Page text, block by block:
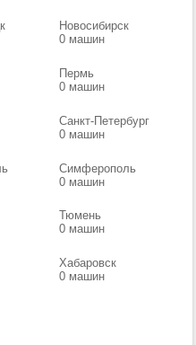
Новосибирск
0 машин
Пермь
0 машин
Санкт-Петербург
0 машин
Симферополь
0 машин
Тюмень
0 машин
Хабаровск
0 машин